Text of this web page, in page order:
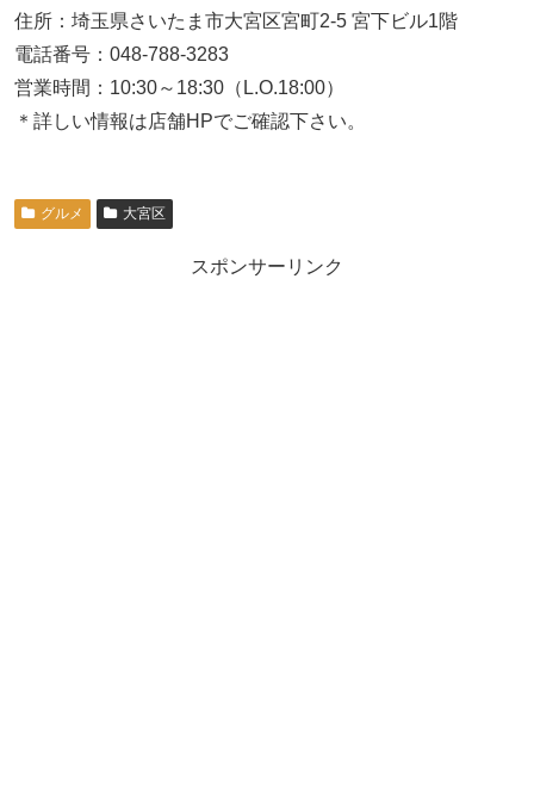
住所：埼玉県さいたま市大宮区宮町2-5 宮下ビル1階
電話番号：048-788-3283
営業時間：10:30～18:30（L.O.18:00）
＊詳しい情報は店舗HPでご確認下さい。
グルメ 大宮区
スポンサーリンク